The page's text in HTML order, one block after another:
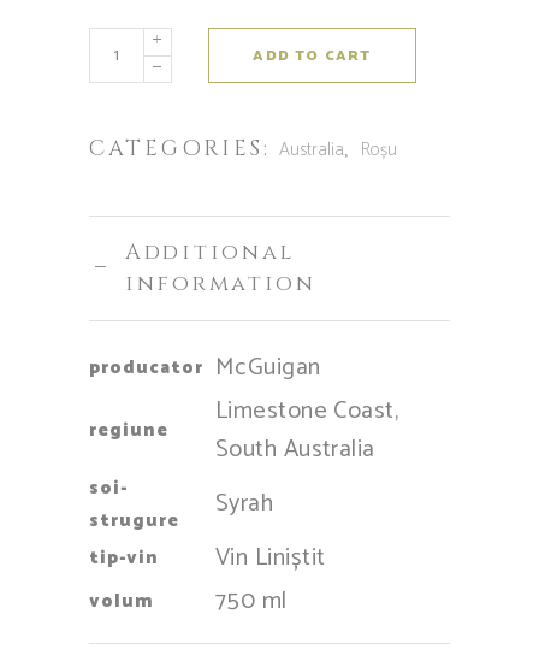
ADD TO CART
CATEGORIES:Australia, Roșu
Additional
information
producator McGuigan
regiune
Limestone Coast,
South Australia
soi-
strugure
Syrah
tip-vin Vin Liniștit
volum 750 ml